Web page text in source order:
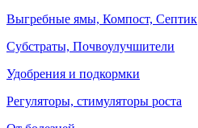
Выгребные ямы, Компост, Септик
Субстраты, Почвоулучшители
Удобрения и подкормки
Регуляторы, стимуляторы роста